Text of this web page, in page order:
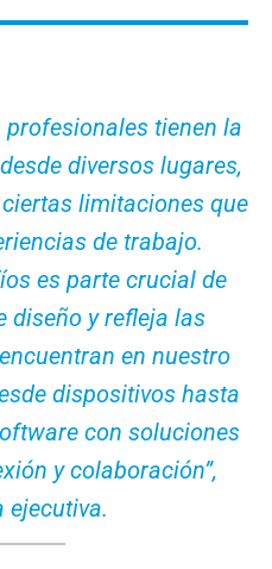
profesionales tienen la
diversos lugares,
limitaciones que
de trabajo.
es parte crucial de
diseño y refleja las
en nuestro
dispositivos hasta
con soluciones
y colaboración”,
ejecutiva.